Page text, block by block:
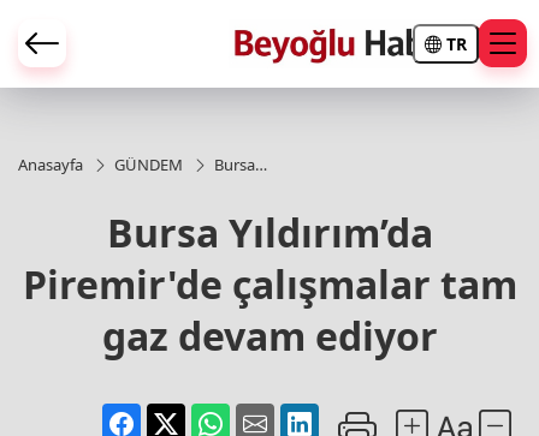
TR
Anasayfa GÜNDEM
Bursa
çalışmalar
tam gaz
devam
ediyor
Bursa Yıldırım’da
Piremir'de çalışmalar tam
gaz devam ediyor